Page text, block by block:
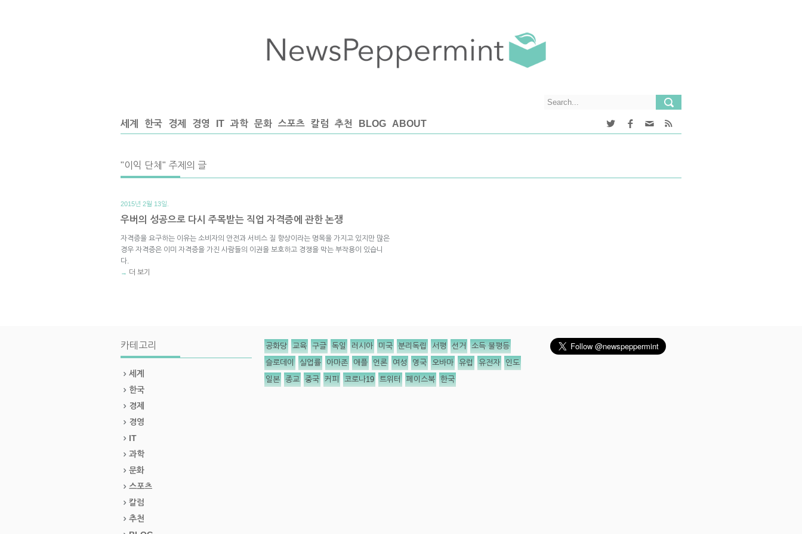
세계 한국 경제 경영 IT 과학 문화 스포츠 칼럼 추천 BLOG ABOUT
"이익 단체" 주제의 글
2015년 2월 13일.
우버의 성공으로 다시 주목받는 직업 자격증에 관한 논쟁
자격증을 요구하는 이유는 소비자의 안전과 서비스 질 향상이라는 명목을 가지고 있지만 많은
경우 자격증은 이미 자격증을 가진 사람들의 이권을 보호하고 경쟁을 막는 부작용이 있습니
다.
→ 더 보기
카테고리
세계
한국
경제
경영
IT
과학
문화
스포츠
칼럼
추천
공화당 교육 구글 독일 러시아 미국 분리독립 서평 선거 소득 불평등
슬로데이 실업률 아마존 애플 언론 여성 영국 오바마 유럽 유전자 인도
일본 종교 중국 커피 코로나19 트위터 페이스북 한국